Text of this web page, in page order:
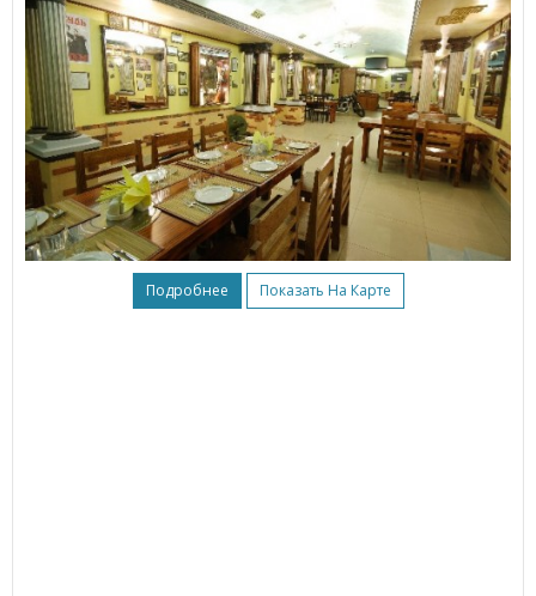
Подробнее Показать На Карте